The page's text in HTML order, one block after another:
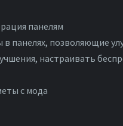
панелям
панелях, позволяющие
настраивать
с мода